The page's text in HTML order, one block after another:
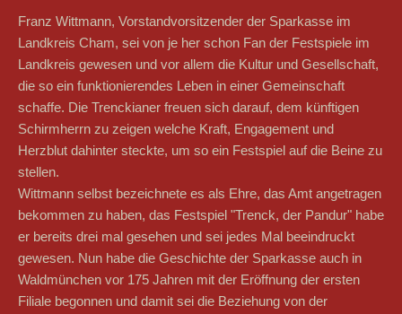
Franz Wittmann, Vorstandvorsitzender der Sparkasse im
Landkreis Cham, sei von je her schon Fan der Festspiele im
Landkreis gewesen und vor allem die Kultur und Gesellschaft,
die so ein funktionierendes Leben in einer Gemeinschaft
schaffe. Die Trenckianer freuen sich darauf, dem künftigen
Schirmherrn zu zeigen welche Kraft, Engagement und
Herzblut dahinter steckte, um so ein Festspiel auf die Beine zu
stellen.
Wittmann selbst bezeichnete es als Ehre, das Amt angetragen
bekommen zu haben, das Festspiel "Trenck, der Pandur" habe
er bereits drei mal gesehen und sei jedes Mal beeindruckt
gewesen. Nun habe die Geschichte der Sparkasse auch in
Waldmünchen vor 175 Jahren mit der Eröffnung der ersten
Filiale begonnen und damit sei die Beziehung von der